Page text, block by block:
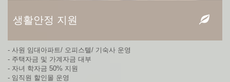
생활안정 지원
- 사원 임대아파트/ 오피스텔/ 기숙사 운영
- 주택자금 및 가계자금 대부
- 자녀 학자금 50% 지원
- 임직원 할인몰 운영